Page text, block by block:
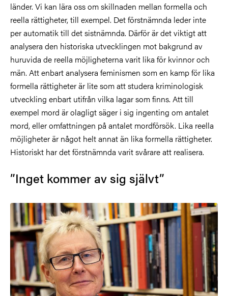
länder. Vi kan lära oss om skillnaden mellan formella och
reella rättigheter, till exempel. Det förstnämnda leder inte
per automatik till det sistnämnda. Därför är det viktigt att
analysera den historiska utvecklingen mot bakgrund av
huruvida de reella möjligheterna varit lika för kvinnor och
män. Att enbart analysera feminismen som en kamp för lika
formella rättigheter är lite som att studera kriminologisk
utveckling enbart utifrån vilka lagar som finns. Att till
exempel mord är olagligt säger i sig ingenting om antalet
mord, eller omfattningen på antalet mordförsök. Lika reella
möjligheter är något helt annat än lika formella rättigheter.
Historiskt har det förstnämnda varit svårare att realisera.
”Inget kommer av sig självt”